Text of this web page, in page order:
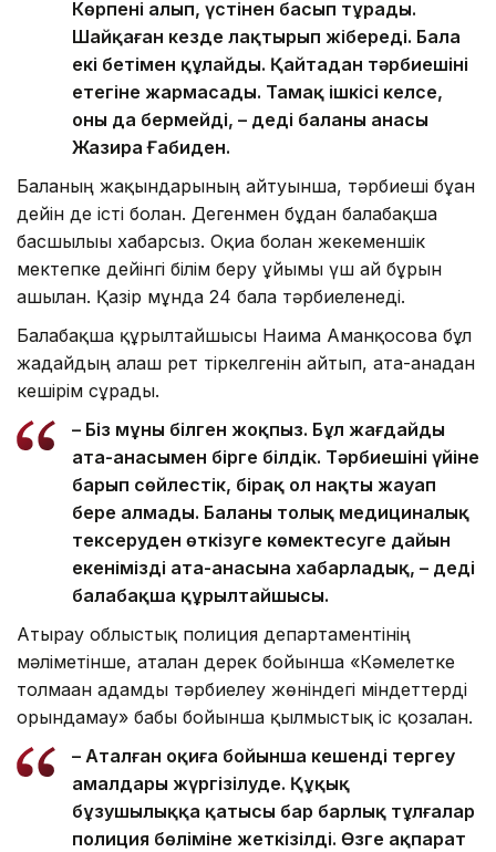
Көрпені алып, үстінен басып тұрады.
Шайқаған кезде лақтырып жібереді. Бала
екі бетімен құлайды. Қайтадан тәрбиешінің
етегіне жармасады. Тамақ ішкісі келсе,
оны да бермейді, – деді баланың анасы
Жазира Ғабиден.
Баланың жақындарының айтуынша, тәрбиеші бұған
дейін де істі болған. Дегенмен бұдан балабақша
басшылығы хабарсыз. Оқиға болған жекеменшік
мектепке дейінгі білім беру ұйымы үш ай бұрын
ашылған. Қазір мұнда 24 бала тәрбиеленеді.
Балабақша құрылтайшысы Нағима Аманқосова бұл
жағдайдың алғаш рет тіркелгенін айтып, ата-анадан
кешірім сұрады.
– Біз мұны білген жоқпыз. Бұл жағдайды
ата-анасымен бірге білдік. Тәрбиешінің үйіне
барып сөйлестік, бірақ ол нақты жауап
бере алмады. Баланы толық медициналық
тексеруден өткізуге көмектесуге дайын
екенімізді ата-анасына хабарладық, – деді
балабақша құрылтайшысы.
Атырау облыстық полиция департаментінің
мәліметінше, аталған дерек бойынша «Кәмелетке
толмаған адамды тәрбиелеу жөніндегі міндеттерді
орындамау» бабы бойынша қылмыстық іс қозғалған.
– Аталған оқиға бойынша кешенді тергеу
амалдары жүргізілуде. Құқық
бұзушылыққа қатысы бар барлық тұлғалар
полиция бөліміне жеткізілді. Өзге ақпарат